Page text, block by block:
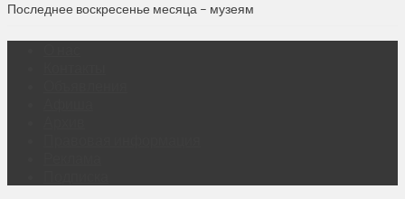
Последнее воскресенье месяца – музеям